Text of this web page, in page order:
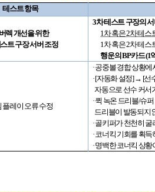
테스트 항목
렉 개선을 위한
트 구장 서버 조정
3차 테스트 구장의
1차 혹은2차 테스
1차 혹은2차 테스
행운의 BP카드(1
플레이 오류 수정
· 공중볼 경합 상황
·[자동화 설정]→ [선
자동으로 선수 커서
· 퀵 녹온 드리블/슈퍼
드리블이 발동되지
· 골키퍼가 천천히
· 코너킥 기회를 획
· 명백한 코너킥 상